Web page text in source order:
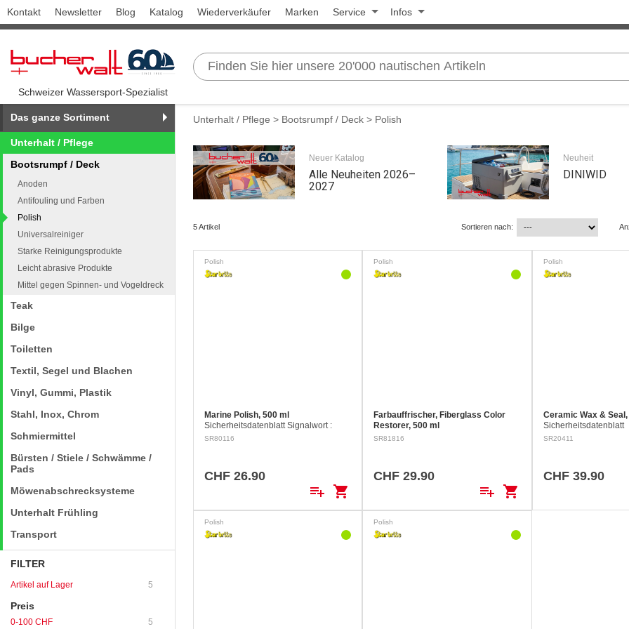
Kontakt Newsletter Blog Katalog Wiederverkäufer Marken Service Infos
Schweizer Wassersport-Spezialist
Das ganze Sortiment
Unterhalt / Pflege
Bootsrumpf / Deck
Anoden
Antifouling und Farben
Polish
Universalreiniger
Starke Reinigungsprodukte
Leicht abrasive Produkte
Mittel gegen Spinnen- und Vogeldreck
Teak
Bilge
Toiletten
Textil, Segel und Blachen
Vinyl, Gummi, Plastik
Stahl, Inox, Chrom
Schmiermittel
Bürsten / Stiele / Schwämme /
Pads
Möwenabschrecksysteme
Unterhalt Frühling
Transport
FILTER
Artikel auf Lager 5
Preis
0-100 CHF
5
Unterhalt / Pflege > Bootsrumpf / Deck > Polish
Neuer Katalog
Alle Neuheiten 2026–
2027
Neuheit
DINIWID
5 Artikel Sortieren nach:
Polish
Marine Polish, 500 ml
Sicherheitsdatenblatt Signalwort :
Achtung H315 Verursacht
SR80116
CHF 26.90
playlist_add shopping_cart
Polish
Farbauffrischer, Fiberglass Color
Restorer, 500 ml
Sicherheitsdatenblatt Signalwörtern :
Wirkung. …
SR81816
CHF 29.90
playlist_add shopping_cart
Polish
Ceramic Wax &
Sicherheitsdatenblatt
Achtung H319
SR20411
CHF 39.90
Polish Polish